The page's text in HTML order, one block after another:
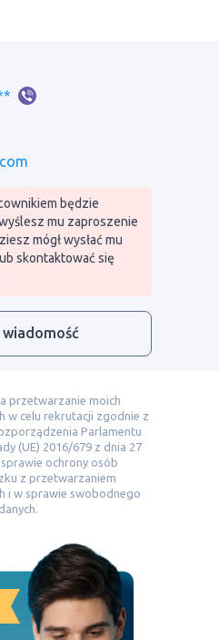
będzie
mu zaproszenie
mógł wysłać mu
skontaktować się
przetwarzanie moich
w celu rekrutacji zgodnie z
Parlamentu
(UE) 2016/679 z dnia 27
ochrony osób
z przetwarzaniem
i w sprawie swobodnego